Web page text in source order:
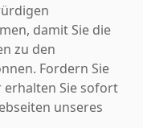
damit Sie die
zu den
Fordern Sie
erhalten Sie sofort
unseres